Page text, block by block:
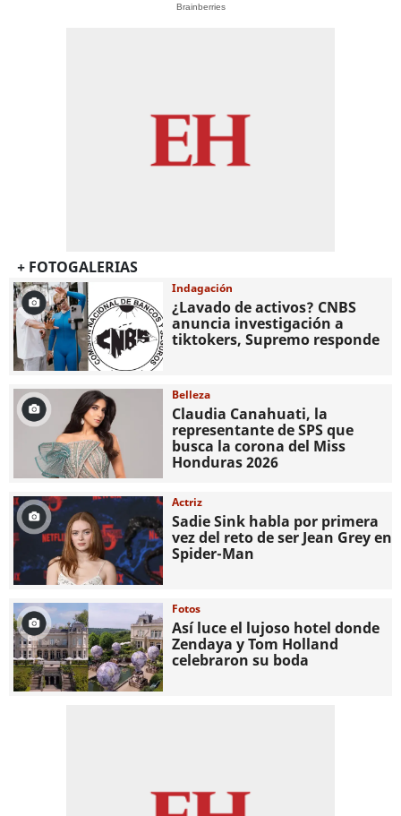
Brainberries
+ FOTOGALERIAS
Indagación
¿Lavado de activos? CNBS
anuncia investigación a
tiktokers, Supremo responde
Belleza
Claudia Canahuati, la
representante de SPS que
busca la corona del Miss
Honduras 2026
Actriz
Sadie Sink habla por primera
vez del reto de ser Jean Grey en
Spider-Man
Fotos
Así luce el lujoso hotel donde
Zendaya y Tom Holland
celebraron su boda